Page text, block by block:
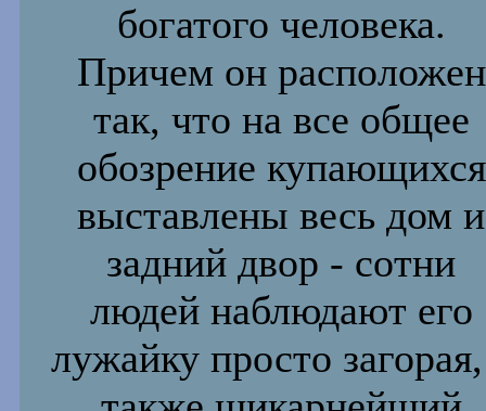
богатого человека.
Причем он расположен
так, что на все общее
обозрение купающихся
выставлены весь дом и
задний двор - сотни
людей наблюдают его
лужайку просто